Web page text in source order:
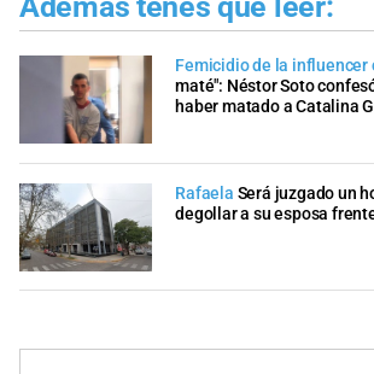
Femicidio de la influencer
maté": Néstor Soto
haber matado a Catalina
Rafaela Será juzgado un
degollar a su esposa